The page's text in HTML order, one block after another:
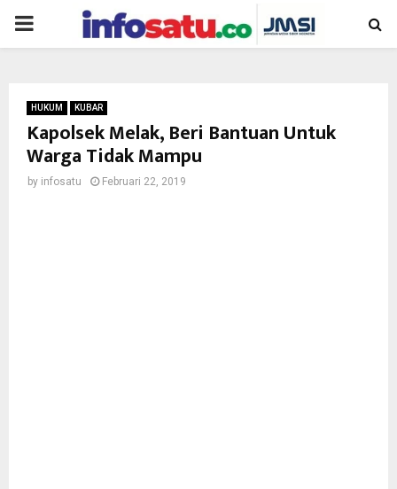
PRIMARY
HUKUM KUBAR
Kapolsek Melak, Beri Bantuan Untuk
Warga Tidak Mampu
by infosatu Februari 22, 2019